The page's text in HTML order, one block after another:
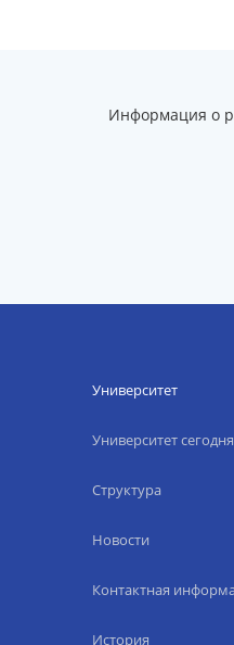
Информация о
Университет
Университет сегодня
Структура
Новости
Контактная
История